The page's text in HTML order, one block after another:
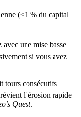
(≤1 % du capital
une mise basse
si vous avez
tours consécutifs
l’érosion rapide
Quest.